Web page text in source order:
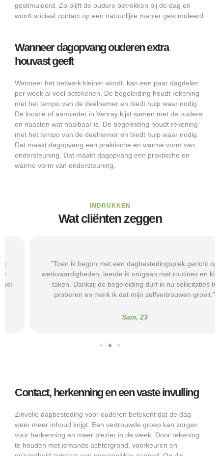
gestimuleerd. Zo blijft de oudere betrokken bij de dag en
wordt sociaal contact op een natuurlijke manier gestimuleerd.
Wanneer dagopvang ouderen extra
houvast geeft
Wanneer het netwerk kleiner wordt, kan een paar dagdelen
per week al veel betekenen. De begeleiding houdt rekening
met het tempo van de deelnemer en biedt hulp waar nodig.
De locatie of aanbieder in Venray kijkt samen met de oudere
en naasten wat haalbaar is. De begeleiding houdt rekening
met het tempo van de deelnemer en biedt hulp waar nodig.
Dat maakt dagopvang een praktische en warme vorm van
ondersteuning. Dat maakt dagopvang een praktische en
warme vorm van ondersteuning.
INDRUKKEN
Wat cliënten zeggen
"Toen ik begon met een dagbestedingsplek gericht op
werkvaardigheden, leerde ik omgaan met routines en kleine
taken. Dankzij de begeleiding durf ik nu sollicitaties te
proberen en merk ik dat mijn zelfvertrouwen groeit."
Sam, 23
Contact, herkenning en een vaste invulling
Zinvolle dagbesteding voor ouderen betekent dat de dag
weer meer inhoud krijgt. Een vertrouwde groep kan zorgen
voor herkenning en meer plezier in de week. Door rekening
te houden met iemands achtergrond, voorkeuren en